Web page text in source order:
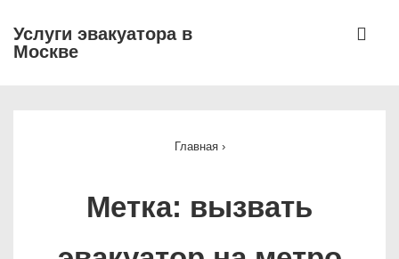
Перейти
Услуги эвакуатора в
Москве
Главная ›
Метка: вызвать